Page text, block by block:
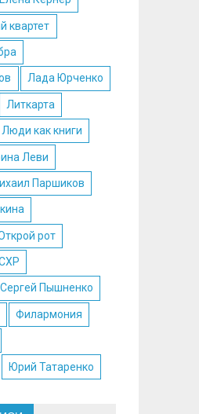
квартет
Лада Юрченко
Литкарта
Люди как книги
Леви
Паршиков
рот
Сергей Пышненко
Филармония
Юрий Татаренко